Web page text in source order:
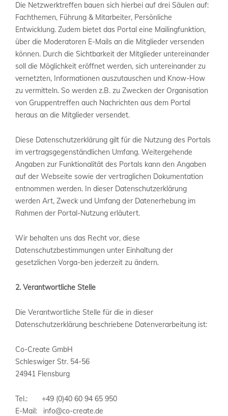
Die Netzwerktreffen bauen sich hierbei auf drei Säulen auf:
Fachthemen, Führung & Mitarbeiter, Persönliche
Entwicklung. Zudem bietet das Portal eine Mailingfunktion,
über die Moderatoren E-Mails an die Mitglieder versenden
können. Durch die Sichtbarkeit der Mitglieder untereinander
soll die Möglichkeit eröffnet werden, sich untereinander zu
vernetzten, Informationen auszutauschen und Know-How
zu vermitteln. So werden z.B. zu Zwecken der Organisation
von Gruppentreffen auch Nachrichten aus dem Portal
heraus an die Mitglieder versendet.
Diese Datenschutzerklärung gilt für die Nutzung des Portals
im vertragsgegenständlichen Umfang. Weitergehende
Angaben zur Funktionalität des Portals kann den Angaben
auf der Webseite sowie der vertraglichen Dokumentation
entnommen werden. In dieser Datenschutzerklärung
werden Art, Zweck und Umfang der Datenerhebung im
Rahmen der Portal-Nutzung erläutert.
Wir behalten uns das Recht vor, diese
Datenschutzbestimmungen unter Einhaltung der
gesetzlichen Vorga-ben jederzeit zu ändern.
2. Verantwortliche Stelle
Die Verantwortliche Stelle für die in dieser
Datenschutzerklärung beschriebene Datenverarbeitung ist:
Co-Create GmbH
Schleswiger Str. 54-56
24941 Flensburg
Tel.: +49 (0)40 60 94 65 950
E-Mail: info@co-create.de